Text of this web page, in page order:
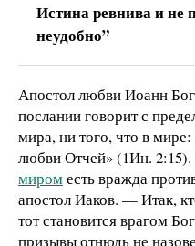
Истина ревнива и не
неудобно”
Апостол любви Иоанн
послании говорит с
мира, ни того, что в
любви Отчей» (1Ин. 2:15).
мироместь вражда
апостол Иаков. — Итак,
тот становится врагом
призывы отнюдь не